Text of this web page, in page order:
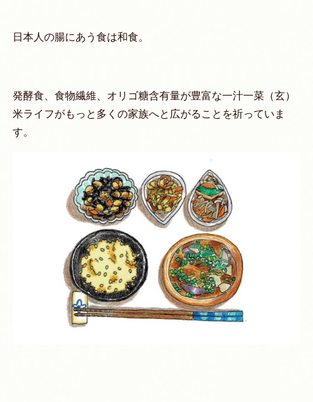
日本人の腸にあう食は和食。
発酵食、食物繊維、オリゴ糖含有量が豊富な一汁一菜（玄）
米ライフがもっと多くの家族へと広がることを祈っていま
す。